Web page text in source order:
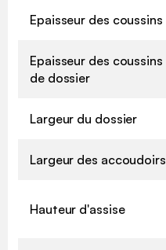
Epaisseur des coussins
Epaisseur des coussins
de dossier
Largeur du dossier
Largeur des accoudoirs
Hauteur d'assise